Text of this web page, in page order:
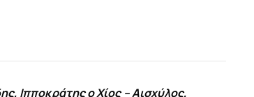
Ιπποκράτης ο Χίος – Αισχύλος,